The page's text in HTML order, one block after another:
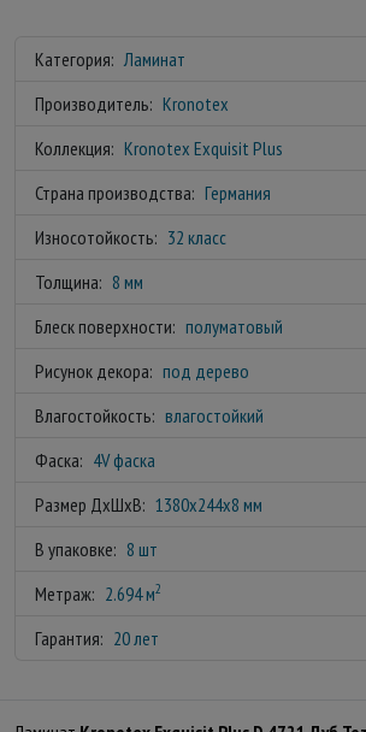
Категория: Ламинат
Производитель: Kronotex
Коллекция: Kronotex Exquisit Plus
Страна производства: Германия
Износотойкость: 32 класс
Толщина: 8 мм
Блеск поверхности: полуматовый
Рисунок декора: под дерево
Влагостойкость: влагостойкий
Фаска: 4V фаска
Размер ДхШхВ: 1380x244x8 мм
В упаковке: 8 шт
Метраж: 2.694 м2
Гарантия: 20 лет